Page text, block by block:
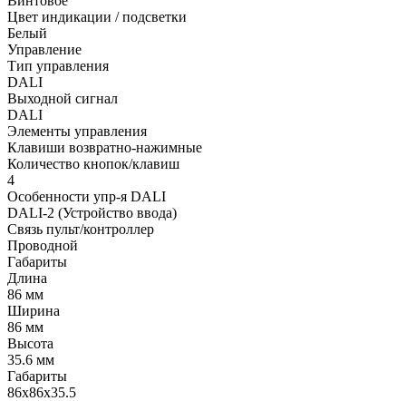
Цвет индикации / подсветки
Белый
Управление
Тип управления
DALI
Выходной сигнал
DALI
Элементы управления
Клавиши возвратно-нажимные
Количество кнопок/клавиш
4
Особенности упр-я DALI
DALI-2 (Устройство ввода)
Связь пульт/контроллер
Проводной
Габариты
Длина
86 мм
Ширина
86 мм
Высота
35.6 мм
Габариты
86х86х35.5